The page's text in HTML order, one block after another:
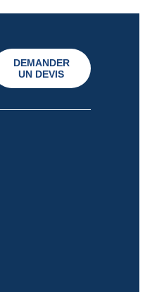
DEMANDER
UN DEVIS